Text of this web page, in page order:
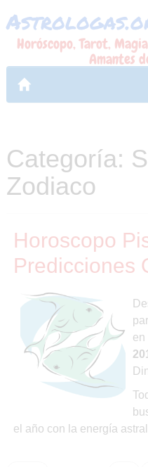
Skip
content
Horóscopo, Tarot,
Amantes
Categoría:
Zodiaco
Horoscopo
Predicciones
en
el año con la energía